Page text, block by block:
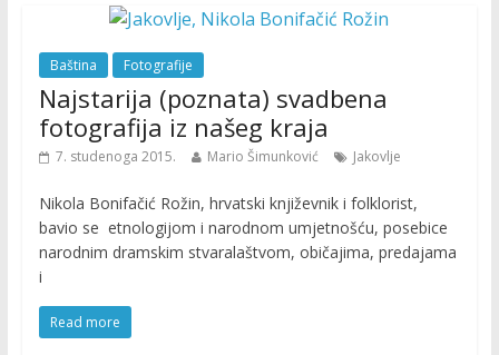
Baština Fotografije
Najstarija (poznata) svadbena
fotografija iz našeg kraja
7. studenoga 2015. Mario Šimunković Jakovlje
Nikola Bonifačić Rožin, hrvatski književnik i folklorist,
bavio se etnologijom i narodnom umjetnošću, posebice
narodnim dramskim stvaralaštvom, običajima, predajama
i
Read more